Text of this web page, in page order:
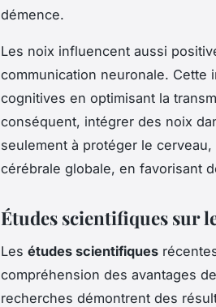
démence.
Les noix influencent aussi
communication neuronale.
cognitives en optimisant la
conséquent, intégrer des noix
seulement à protéger le
cérébrale globale, en favorisant
Études scientifiques sur
Les études scientifiques
compréhension des avantages
recherches démontrent des